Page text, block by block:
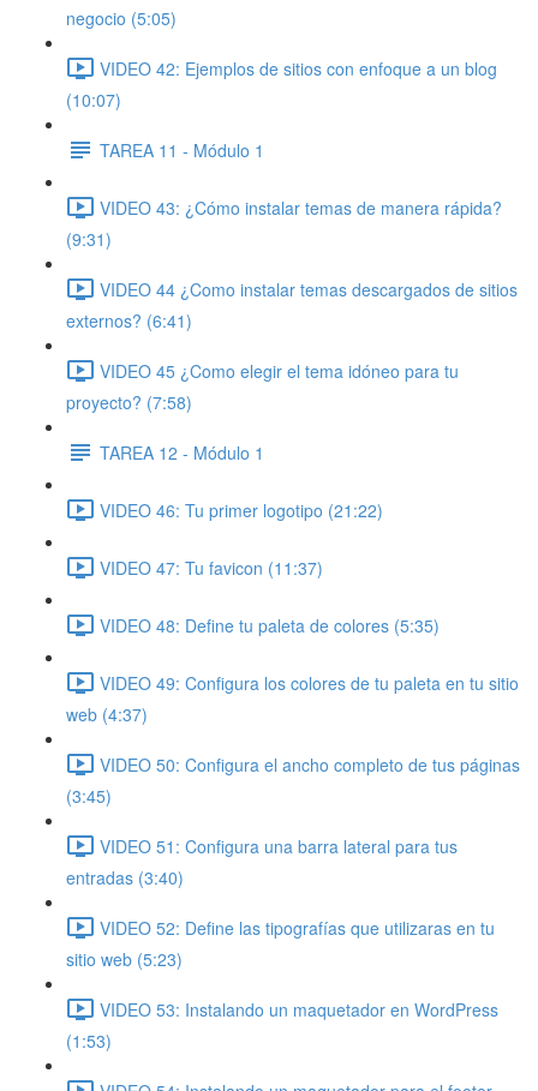
negocio (5:05)
VIDEO 42: Ejemplos de sitios con enfoque a un blog
(10:07)
TAREA 11 - Módulo 1
VIDEO 43: ¿Cómo instalar temas de manera rápida?
(9:31)
VIDEO 44 ¿Como instalar temas descargados de sitios
externos? (6:41)
VIDEO 45 ¿Como elegir el tema idóneo para tu
proyecto? (7:58)
TAREA 12 - Módulo 1
VIDEO 46: Tu primer logotipo (21:22)
VIDEO 47: Tu favicon (11:37)
VIDEO 48: Define tu paleta de colores (5:35)
VIDEO 49: Configura los colores de tu paleta en tu sitio
web (4:37)
VIDEO 50: Configura el ancho completo de tus páginas
(3:45)
VIDEO 51: Configura una barra lateral para tus
entradas (3:40)
VIDEO 52: Define las tipografías que utilizaras en tu
sitio web (5:23)
VIDEO 53: Instalando un maquetador en WordPress
(1:53)